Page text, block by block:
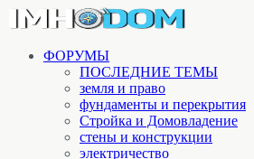
ФОРУМЫ
ПОСЛЕДНИЕ ТЕМЫ
земля и право
фундаменты и перекрытия
Стройка и Домовладение
стены и конструкции
электричество